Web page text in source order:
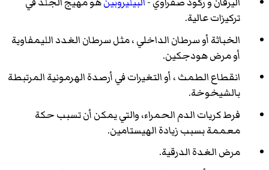
تركيزات عالية.
الخباثة أو سرطان الداخلي ، مثل سرطان الغدد الليمفاوية
أو مرض هودجكين.
انقطاع الطمث ، أو التغيرات في أرصدة الهرمونية المرتبطة
بالشيخوخة.
فرط كريات الدم الحمراء، والتي يمكن أن تسبب حكة
معممة بسبب زيادة الهيستامين.
مرض الغدة الدرقية.